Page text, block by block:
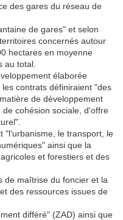
des gares du réseau de
de gares" et selon
concernés autour
hectares en moyenne
au total.
élaborée
contrats définiraient "des
de développement
cohésion sociale, d'offre
"l'urbanisme, le transport, le
ainsi que la
et forestiers et des
de maîtrise du foncier et la
des ressources issues de
différé" (ZAD) ainsi que